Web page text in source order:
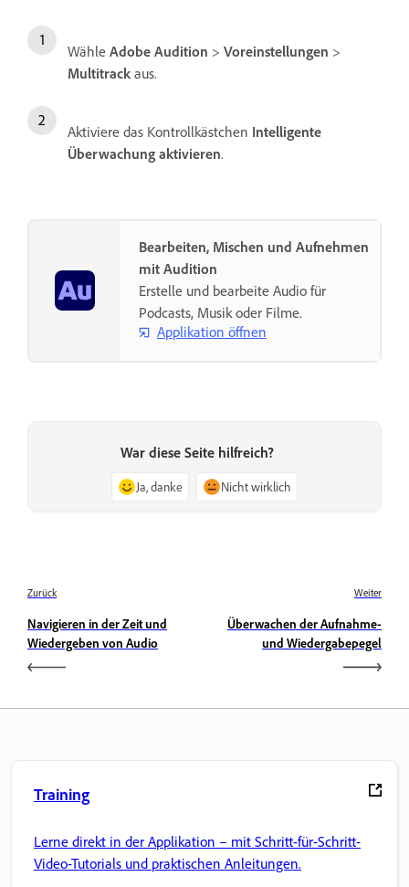
Wähle Adobe Audition > Voreinstellungen >
Multitrack aus.
Aktiviere das Kontrollkästchen Intelligente
Überwachung aktivieren.
Bearbeiten, Mischen und Aufnehmen
mit Audition
Erstelle und bearbeite Audio für
Podcasts, Musik oder Filme.
Applikation öffnen
War diese Seite hilfreich?
Ja, danke Nicht wirklich
Zurück
Navigieren in der Zeit und
Wiedergeben von Audio
Weiter
Überwachen der Aufnahme-
und Wiedergabepegel
Training
Lerne direkt in der Applikation – mit Schritt-für-Schritt-
Video-Tutorials und praktischen Anleitungen.